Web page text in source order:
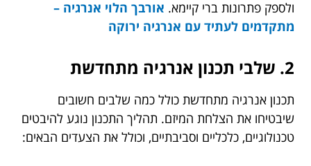
ולספק פתרונות ברי קיימא. אורבך הלוי אנרגיה –
מתקדמים לעתיד עם אנרגיה ירוקה
2. שלבי תכנון אנרגיה מתחדשת
תכנון אנרגיה מתחדשת כולל כמה שלבים חשובים
שיבטיחו את הצלחת המיזם. תהליך התכנון נוגע להיבטים
טכנולוגיים, כלכליים וסביבתיים, וכולל את הצעדים הבאים: